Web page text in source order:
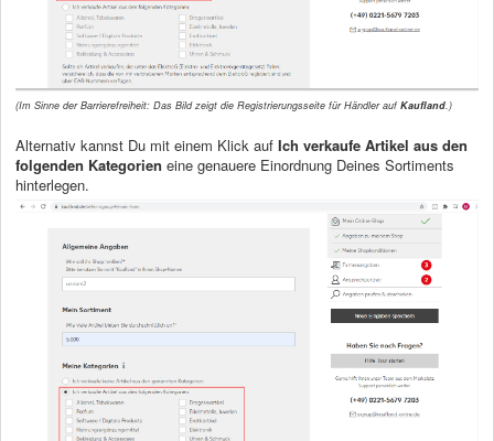
(Im Sinne der Barrierefreiheit: Das Bild zeigt die Registrierungsseite für Händler aufKaufland.)
Alternativ kannst Du mit einem Klick auf Ich verkaufe Artikel aus den
folgenden Kategorien eine genauere Einordnung Deines Sortiments
hinterlegen.